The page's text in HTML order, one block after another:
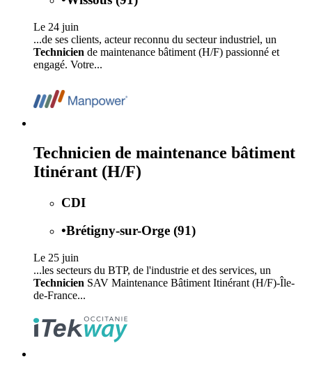
Le 24 juin
...de ses clients, acteur reconnu du secteur industriel, un
Technicien de maintenance bâtiment (H/F) passionné et
engagé. Votre...
Technicien de maintenance bâtiment
Itinérant (H/F)
CDI
•Brétigny-sur-Orge (91)
Le 25 juin
...les secteurs du BTP, de l'industrie et des services, un
Technicien SAV Maintenance Bâtiment Itinérant (H/F)-Île-
de-France...